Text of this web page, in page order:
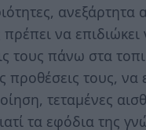
να
τους πάνω στα
προθέσεις τους, να
τεταμένες
τα εφόδια της